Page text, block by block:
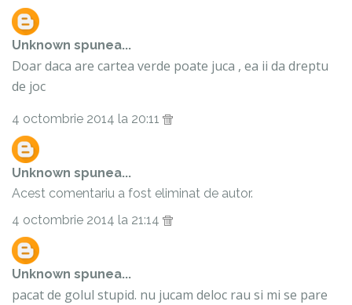
Unknown spunea...
Doar daca are cartea verde poate juca , ea ii da dreptu
de joc
4 octombrie 2014 la 20:11
Unknown spunea...
Acest comentariu a fost eliminat de autor.
4 octombrie 2014 la 21:14
Unknown spunea...
pacat de golul stupid. nu jucam deloc rau si mi se pare